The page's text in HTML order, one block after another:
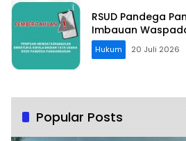
RSUD Pandega
Imbauan
Hukum 20 Juli 2026
Popular Posts